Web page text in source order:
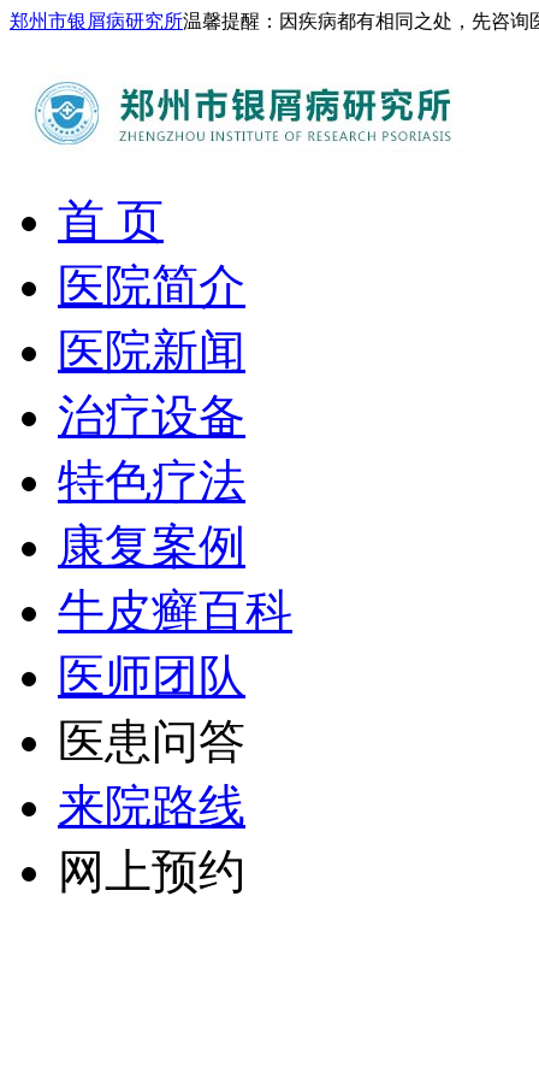
郑州市银屑病研究所温馨提醒：因疾病都有相同之处，先咨
首 页
医院简介
医院新闻
治疗设备
特色疗法
康复案例
牛皮癣百科
医师团队
医患问答
来院路线
网上预约